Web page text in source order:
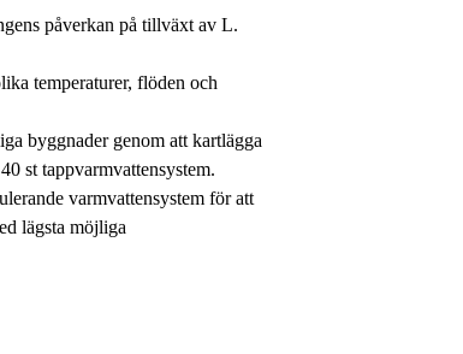
påverkan på tillväxt av L.
temperaturer, flöden och
byggnader genom att kartlägga
st tappvarmvattensystem.
varmvattensystem för att
lägsta möjliga